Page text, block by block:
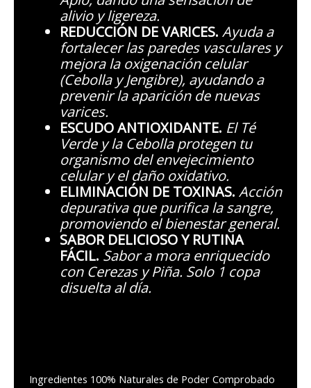
alivio y ligereza.
REDUCCIÓN DE VARICES. Ayuda a
fortalecer las paredes vasculares y
mejora la oxigenación celular
(Cebolla y Jengibre), ayudando a
prevenir la aparición de nuevas
varices.
ESCUDO ANTIOXIDANTE. El Té
Verde y la Cebolla protegen tu
organismo del envejecimiento
celular y el daño oxidativo.
ELIMINACIÓN DE TOXINAS. Acción
depurativa que purifica la sangre,
promoviendo el bienestar general.
SABOR DELICIOSO Y RUTINA
FÁCIL. Sabor a mora enriquecido
con Cerezas y Piña. Solo 1 copa
disuelta al día.
Ingredientes 100% Naturales de Poder Comprobado